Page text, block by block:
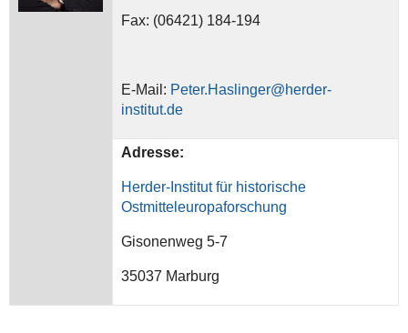
Fax: (06421) 184-194
E-Mail: Peter.Haslinger@herder-
institut.de
Adresse:
Herder-Institut für historische
Ostmitteleuropaforschung
Gisonenweg 5-7
35037 Marburg